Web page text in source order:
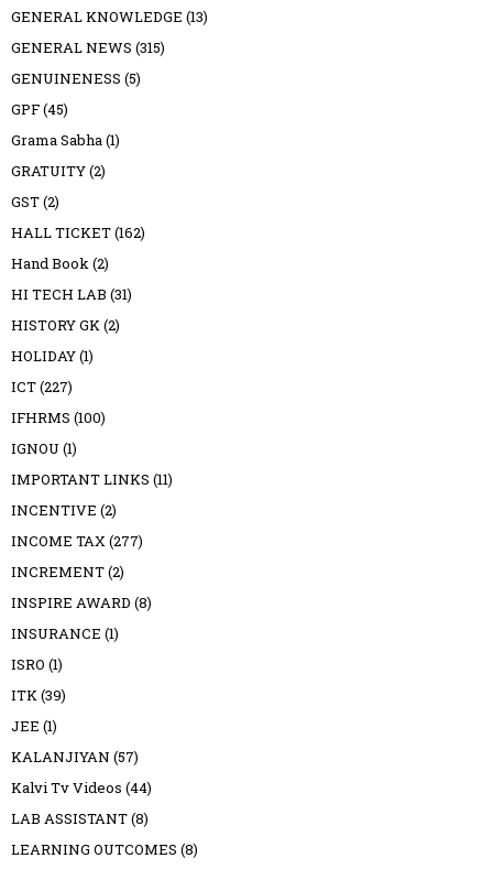
GENERAL KNOWLEDGE (13)
GENERAL NEWS (315)
GENUINENESS (5)
GPF(45)
Grama Sabha(1)
GRATUITY(2)
GST(2)
HALL TICKET(162)
Hand Book(2)
HI TECH LAB (31)
HISTORY GK(2)
HOLIDAY(1)
ICT(227)
IFHRMS (100)
IGNOU (1)
IMPORTANT LINKS (11)
INCENTIVE (2)
INCOME TAX(277)
INCREMENT(2)
INSPIRE AWARD (8)
INSURANCE (1)
ISRO (1)
ITK(39)
JEE (1)
KALANJIYAN (57)
Kalvi Tv Videos (44)
LAB ASSISTANT(8)
LEARNING OUTCOMES (8)